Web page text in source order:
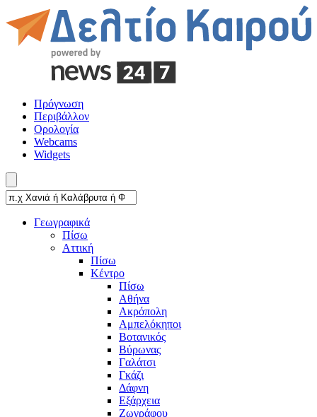
Πρόγνωση
Περιβάλλον
Ορολογία
Webcams
Widgets
Γεωγραφικά
Πίσω
Αττική
Πίσω
Κέντρο
Πίσω
Αθήνα
Ακρόπολη
Αμπελόκηποι
Βοτανικός
Βύρωνας
Γαλάτσι
Γκάζι
Δάφνη
Εξάρχεια
Ζωγράφου